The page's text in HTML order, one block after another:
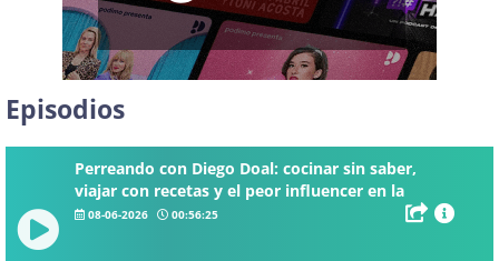
Episodios
Perreando con Diego Doal: cocinar sin saber,
viajar con recetas y el peor influencer en la
cocina
08-06-2026 00:56:25